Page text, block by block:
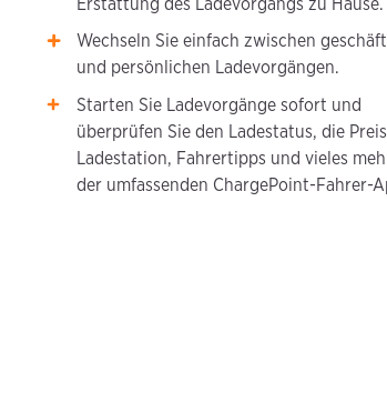
Wechseln Sie einfach zwischen
und persönlichen Ladevorgängen.
Starten Sie Ladevorgänge sofort und
überprüfen Sie den Ladestatus, die
Ladestation, Fahrertipps und vieles
der umfassenden ChargePoint-Fahrer-